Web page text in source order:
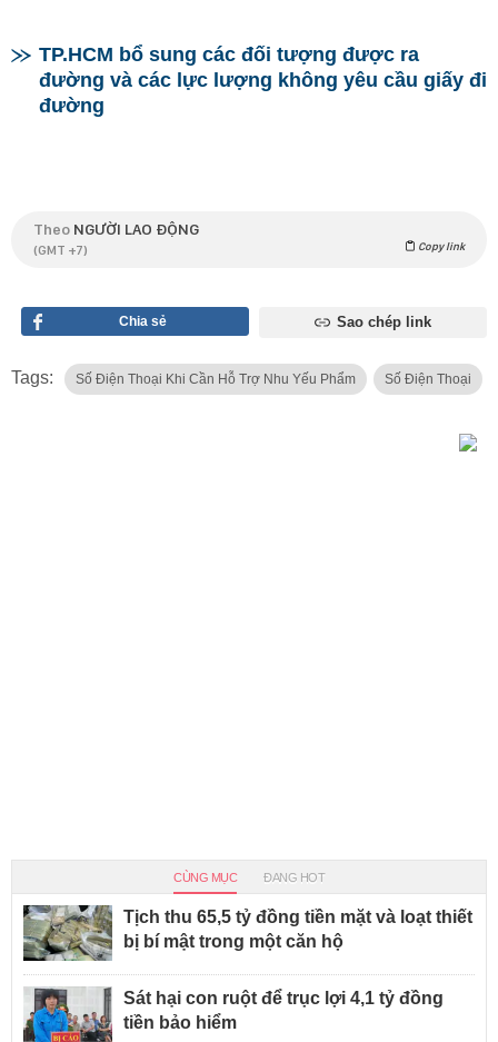
TP.HCM bổ sung các đối tượng được ra
đường và các lực lượng không yêu cầu giấy đi
đường
Theo NGƯỜI LAO ĐỘNG
(GMT +7) Copy link
Chia sẻ Sao chép link
Tags: Số Điện Thoại Khi Cần Hỗ Trợ Nhu Yếu Phẩm Số Điện Thoại
CÙNG MỤC ĐANG HOT
Tịch thu 65,5 tỷ đồng tiền mặt và loạt thiết
bị bí mật trong một căn hộ
Sát hại con ruột để trục lợi 4,1 tỷ đồng
tiền bảo hiểm